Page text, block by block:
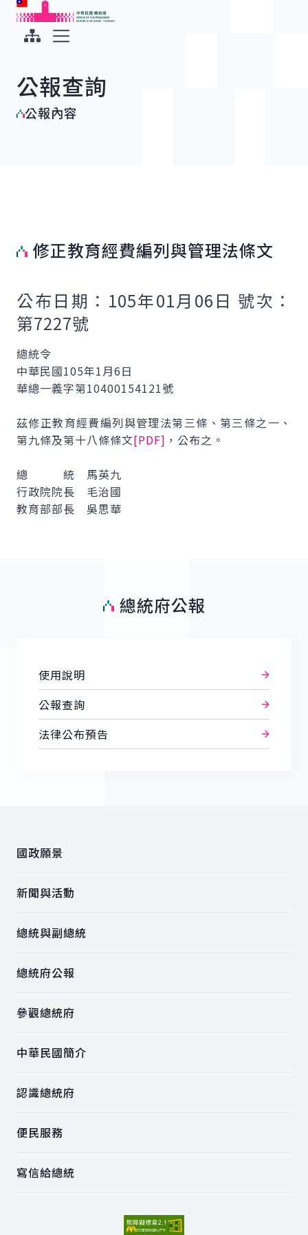
跳到主要內容
中華民國總統府
公報查詢
公報內容
修正教育經費編列與管理法條文
公布日期：105年01月06日 號次：
第7227號
總統令
中華民國105年1月6日
華總一義字第10400154121號
茲修正教育經費編列與管理法第三條、第三條之一、
第九條及第十八條條文[PDF] ，公布之。
總 統 馬英九
行政院院長 毛治國
教育部部長 吳思華
總統府公報
使用說明
公報查詢
法律公布預告
國政願景
新聞與活動
總統與副總統
總統府公報
參觀總統府
中華民國簡介
認識總統府
便民服務
寫信給總統